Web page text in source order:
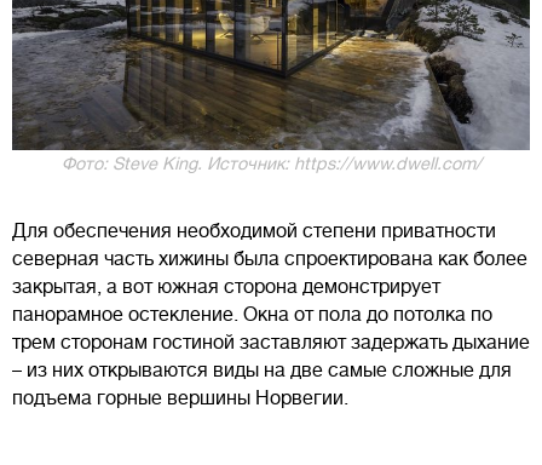
Фото: Steve King. Источник: https://www.dwell.com/
Для обеспечения необходимой степени приватности
северная часть хижины была спроектирована как более
закрытая, а вот южная сторона демонстрирует
панорамное остекление. Окна от пола до потолка по
трем сторонам гостиной заставляют задержать дыхание
– из них открываются виды на две самые сложные для
подъема горные вершины Норвегии.